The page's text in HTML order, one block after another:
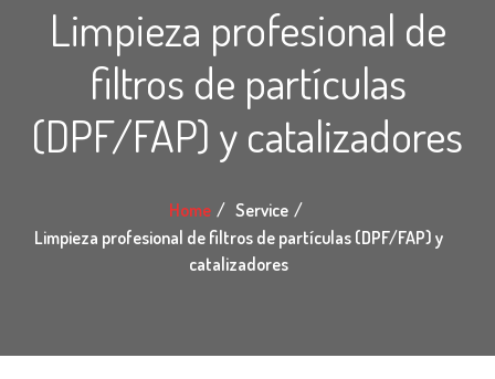
Limpieza profesional de
filtros de partículas
(DPF/FAP) y catalizadores
Home
Service
Limpieza profesional de filtros de partículas (DPF/FAP) y
catalizadores